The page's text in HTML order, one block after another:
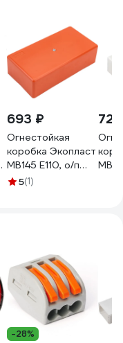
693 ₽
Огнестойкая
коробка Экопласт
MB145 E110, о/п
145х75х40, с
5(1)
-28%